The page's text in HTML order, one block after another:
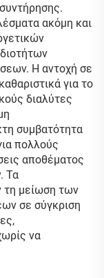
ακόμη και
Η αντοχή σε
για το
διαλύτες
συμβατότητα
πολλούς
αποθέματος
Τα
τη μείωση των
σε σύγκριση
να